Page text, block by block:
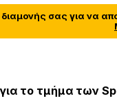
σας για να
το τμήμα των